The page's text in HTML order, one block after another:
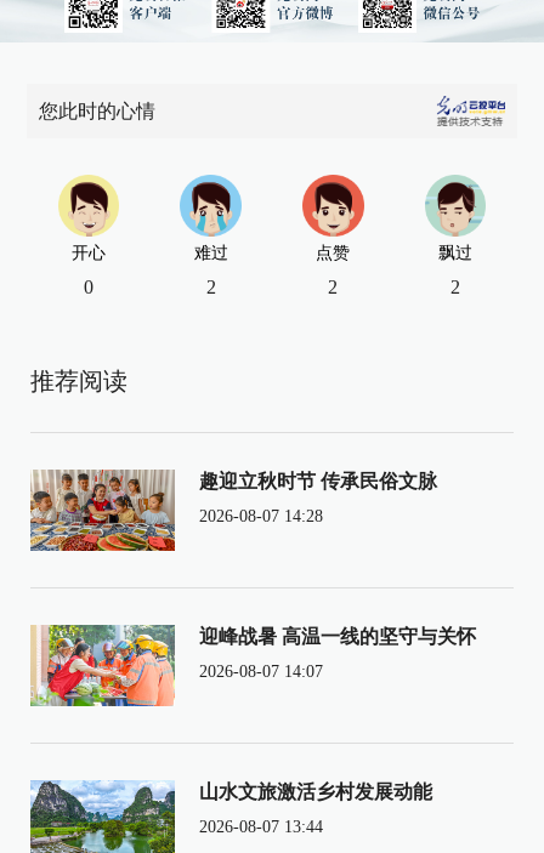
您此时的心情
开心
0
难过
2
点赞
2
飘过
2
推荐阅读
趣迎立秋时节 传承民俗文脉
2026-08-07 14:28
迎峰战暑 高温一线的坚守与关怀
2026-08-07 14:07
山水文旅激活乡村发展动能
2026-08-07 13:44